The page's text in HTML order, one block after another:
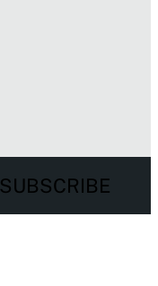
SUBSCRIBE